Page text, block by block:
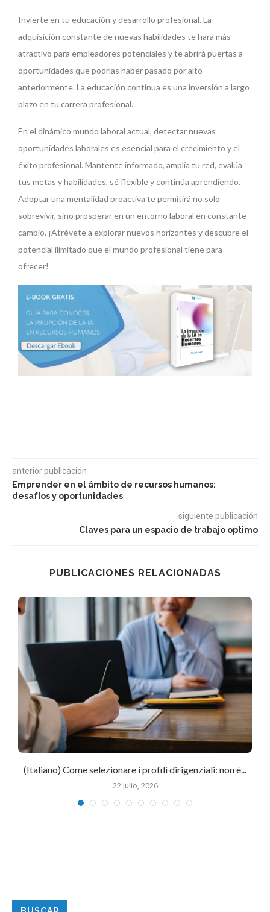
Invierte en tu educación y desarrollo profesional. La
adquisición constante de nuevas habilidades te hará más
atractivo para empleadores potenciales y te abrirá puertas a
oportunidades que podrías haber pasado por alto
anteriormente. La educación continua es una inversión a largo
plazo en tu carrera profesional.
En el dinámico mundo laboral actual, detectar nuevas
oportunidades laborales es esencial para el crecimiento y el
éxito profesional. Mantente informado, amplía tu red, evalúa
tus metas y habilidades, sé flexible y continúa aprendiendo.
Adoptar una mentalidad proactiva te permitirá no solo
sobrevivir, sino prosperar en un entorno laboral en constante
cambio. ¡Atrévete a explorar nuevos horizontes y descubre el
potencial ilimitado que el mundo profesional tiene para
ofrecer!
anterior publicación
Emprender en el ámbito de recursos humanos:
desafíos y oportunidades
siguiente publicación
Claves para un espacio de trabajo optimo
PUBLICACIONES RELACIONADAS
(Italiano) Come selezionare i profili dirigenziali: non è...
22 julio, 2026